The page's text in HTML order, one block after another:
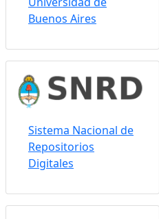
Institucional de la
Universidad de